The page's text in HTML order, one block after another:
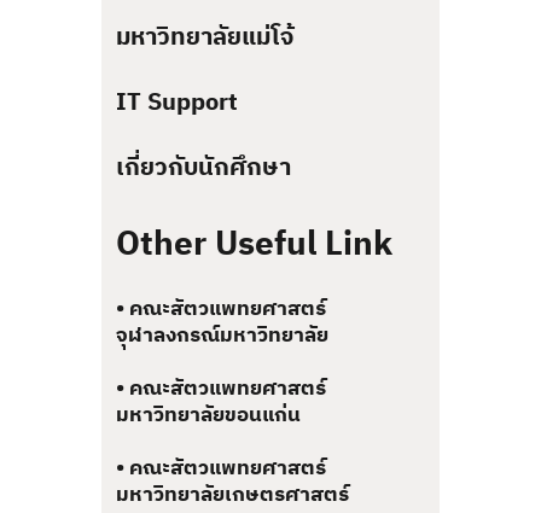
มหาวิทยาลัยแม่โจ้
IT Support
เกี่ยวกับนักศึกษา
Other Useful Link
• คณะสัตวแพทยศาสตร์
จุฬาลงกรณ์มหาวิทยาลัย
• คณะสัตวแพทยศาสตร์
มหาวิทยาลัยขอนแก่น
• คณะสัตวแพทยศาสตร์
มหาวิทยาลัยเกษตรศาสตร์